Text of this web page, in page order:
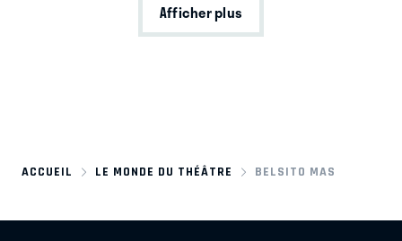
Afficher plus
ACCUEIL LE MONDE DU THÉÂTRE BELSITO MAS